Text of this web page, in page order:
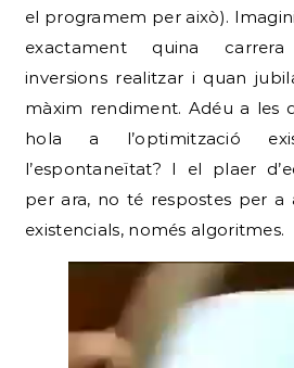
el programem per això).
exactament quina
inversions realitzar i quan
màxim rendiment. Adéu a les
hola a l’optimització
l’espontaneïtat? I el plaer
per ara, no té respostes per a
existencials, només algoritmes.